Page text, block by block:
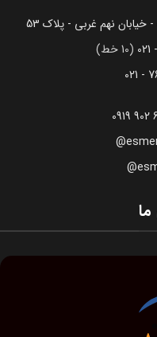
نهم غربی - پلاک 53
(10 خط)